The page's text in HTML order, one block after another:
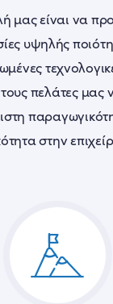
μας είναι να
υψηλής
πελάτες μας
στην